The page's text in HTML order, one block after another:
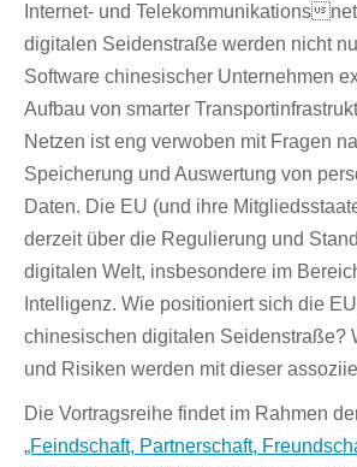
Internet- und Telekommunikations
digitalen Seidenstraße werden nicht
Software chinesischer Unternehmen
Aufbau von smarter
Netzen ist eng verwoben mit Fragen
Speicherung und Auswertung von
Daten. Die EU (und ihre
derzeit über die Regulierung und
digitalen Welt, insbesondere im
Intelligenz. Wie positioniert sich die
chinesischen digitalen Seidenstraße?
und Risiken werden mit dieser
Die Vortragsreihe findet im Rahmen
„Feindschaft, Partnerschaft,